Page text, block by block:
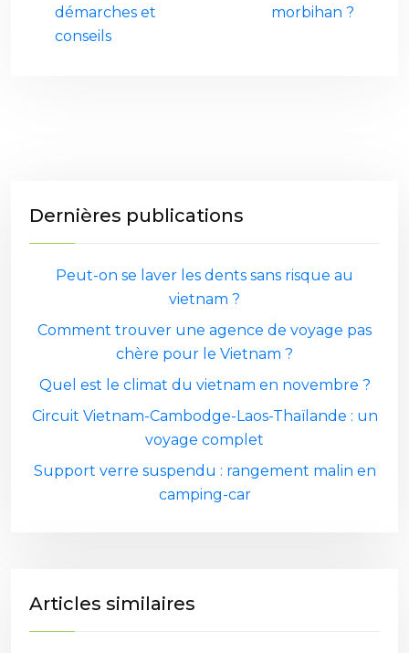
démarches et
conseils
morbihan ?
Dernières publications
Peut-on se laver les dents sans risque au
vietnam ?
Comment trouver une agence de voyage pas
chère pour le Vietnam ?
Quel est le climat du vietnam en novembre ?
Circuit Vietnam-Cambodge-Laos-Thaïlande : un
voyage complet
Support verre suspendu : rangement malin en
camping-car
Articles similaires